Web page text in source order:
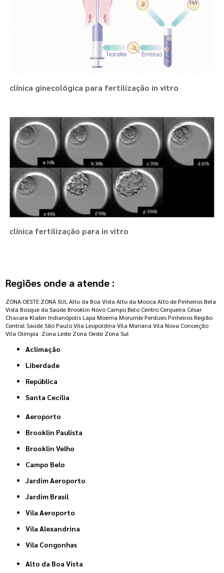
clínica ginecológica para fertilização in vitro
clínica fertilização para in vitro
Regiões onde a atende :
ZONA OESTE ZONA SUL Alto da Boa Vista Alto da Mooca Alto de Pinheiros Bela
Vista Bosque da Saúde Brooklin Novo Campo Belo Centro Cerqueira César
Chacara Klabin Indianópolis Lapa Moema Morumbi Perdizes Pinheiros Região
Central Saúde São Paulo Vila Leopoldina Vila Mariana Vila Nova Conceição
Vila Olímpia Zona Leste Zona Oeste Zona Sul
Aclimação
Liberdade
República
Santa Cecília
Aeroporto
Brooklin Paulista
Brooklin Velho
Campo Belo
Jardim Aeroporto
Jardim Brasil
Vila Aeroporto
Vila Alexandrina
Vila Congonhas
Alto da Boa Vista